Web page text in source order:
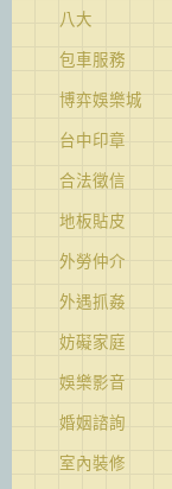
八大
包車服務
博弈娛樂城
台中印章
合法徵信
地板貼皮
外勞仲介
外遇抓姦
妨礙家庭
娛樂影音
婚姻諮詢
室內裝修